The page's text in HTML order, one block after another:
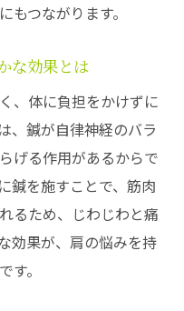
わせで得られる効果
快適な肩ケア
有効な理由を紹介
理由とは
鍼の効果と根拠
と鍼の関係性
カニズムを解説
つながります。
な効果とは
、体に負担をかけずに
、鍼が自律神経のバラ
げる作用があるからで
鍼を施すことで、筋肉
るため、じわじわと痛
効果が、肩の悩みを持
。